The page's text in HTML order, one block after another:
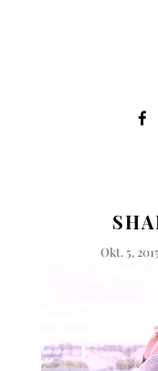
Okt. 5, 2015